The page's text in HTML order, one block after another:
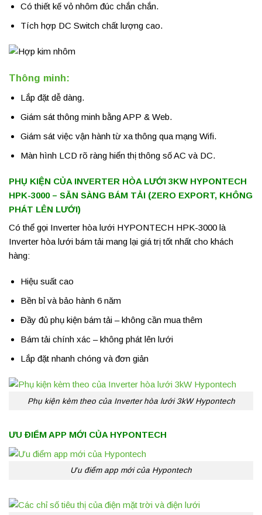
Có thiết kế vỏ nhôm đúc chắn chắn.
Tích hợp DC Switch chất lượng cao.
Thông minh:
Lắp đặt dễ dàng.
Giám sát thông minh bằng APP & Web.
Giám sát việc vận hành từ xa thông qua mạng Wifi.
Màn hình LCD rõ ràng hiển thị thông số AC và DC.
PHỤ KIỆN CỦA INVERTER HÒA LƯỚI 3KW HYPONTECH
HPK-3000 – SẴN SÀNG BÁM TẢI (ZERO EXPORT, KHÔNG
PHÁT LÊN LƯỚI)
Có thể gọi Inverter hòa lưới HYPONTECH HPK-3000 là
Inverter hòa lưới bám tải mang lại giá trị tốt nhất cho khách
hàng:
Hiệu suất cao
Bền bỉ và bảo hành 6 năm
Đầy đủ phụ kiện bám tải – không cần mua thêm
Bám tải chính xác – không phát lên lưới
Lắp đặt nhanh chóng và đơn giản
Phụ kiện kèm theo của Inverter hòa lưới 3kW Hypontech
ƯU ĐIỂM APP MỚI CỦA HYPONTECH
Ưu điểm app mới của Hypontech